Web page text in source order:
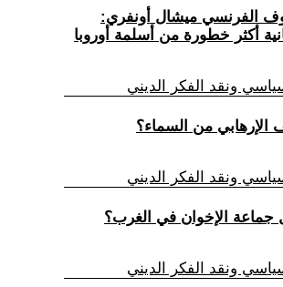
الفرنسي ميشال أونفري:
أكثر خطورة من أسلمة أوروبا
ونقد الفكر الديني
ونقد الفكر الديني
ونقد الفكر الديني